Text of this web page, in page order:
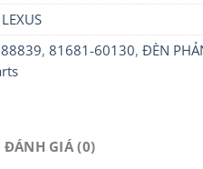
LEXUS
, 81681-60130, ĐÈN
ĐÁNH GIÁ (0)